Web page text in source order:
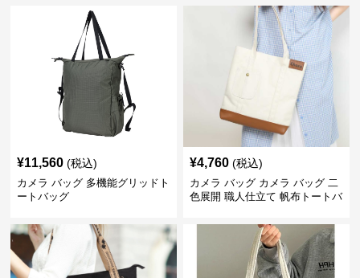
¥11,560 (税込)
カメラ バッグ 多機能グリッドト
ートバッグ
¥4,760 (税込)
カメラ バッグ カメラ バッグ 二
色展開 職人仕立て 帆布トートバ